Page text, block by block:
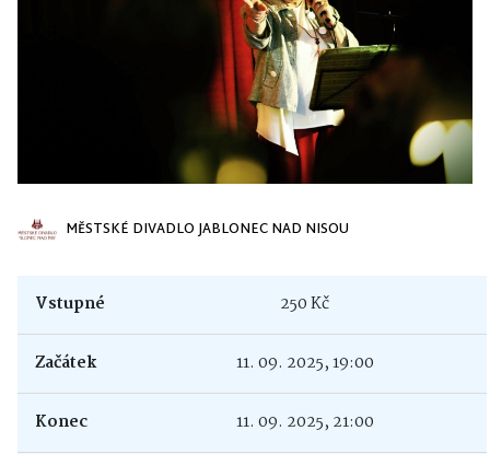
MĚSTSKÉ DIVADLO JABLONEC NAD NISOU
Vstupné 250 Kč
Začátek 11. 09. 2025, 19:00
Konec 11. 09. 2025, 21:00